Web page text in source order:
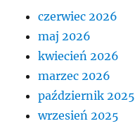
czerwiec 2026
maj 2026
kwiecień 2026
marzec 2026
październik 2025
wrzesień 2025